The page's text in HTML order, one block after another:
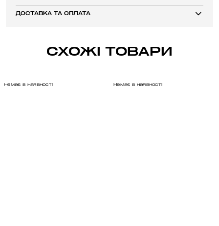
ДОСТАВКА ТА ОПЛАТА
СХОЖІ ТОВАРИ
Немає в наявності Немає в наявності